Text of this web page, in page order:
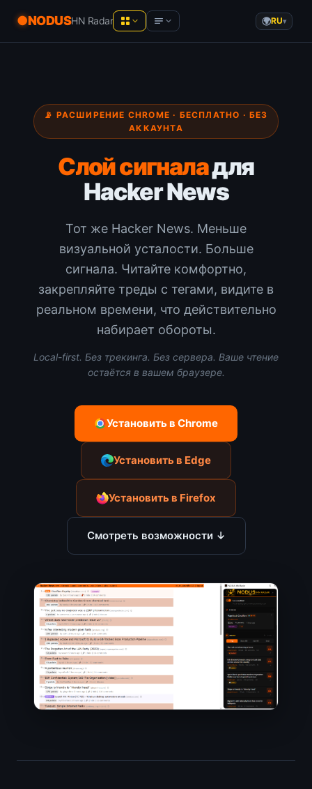
NODUSHN Radar
YT Radar
Рейтинги видео YouTube в реальном
времени
HN Radar
Более спокойный Hacker News
PH Radar
Заметки, документы и файлы в
браузере
Hacker News— Live analytics
YouTube— Live analytics
AI newsletters
Recommended tools
RU▾
📡 РАСШИРЕНИЕ CHROME · БЕСПЛАТНО · БЕЗ
АККАУНТА
Слой сигналадля
Hacker News
Тот же Hacker News. Меньше
визуальной усталости. Больше
сигнала. Читайте комфортно,
закрепляйте треды с тегами, видите в
реальном времени, что действительно
набирает обороты.
Local-first. Без трекинга. Без сервера. Ваше чтение
остаётся в вашем браузере.
Установить в Chrome
Установить в Edge
Установить в Firefox
Смотреть возможности ↓